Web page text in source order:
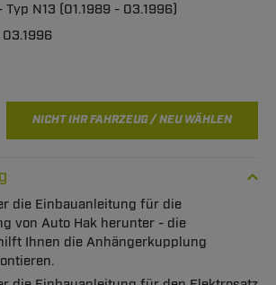
N13 (01.1989 - 03.1996)
NICHT IHR FAHRZEUG / NEU WÄHLEN
die Einbauanleitung für die
von Auto Hak herunter - die
Ihnen die Anhängerkupplung